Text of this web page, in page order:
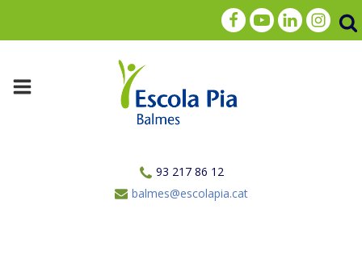
93 217 86 12
balmes@escolapia.cat